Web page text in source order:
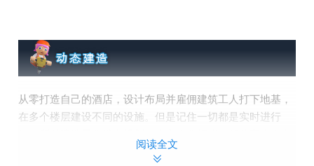
从零打造自己的酒店，设计布局并雇佣建筑工人打下地基，
在多个楼层建设不同的设施。但是记住一切都是实时进行
使用的物品——否则他们可能会留下差评的！
阅读全文